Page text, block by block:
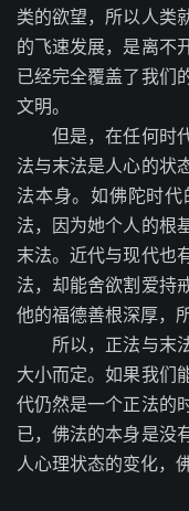
类的欲望，所以人类
的飞速发展，是离不
已经完全覆盖了我们
文明。
但是，在任何时代
法与末法是人心的状
法本身。如佛陀时
法，因为她个人的根
末法。近代与现代也
法，却能舍欲割爱持
他的福德善根深厚，
所以，正法与末法
大小而定。如果我们
代仍然是一个正法的
已，佛法的本身是没
人心理状态的变化，